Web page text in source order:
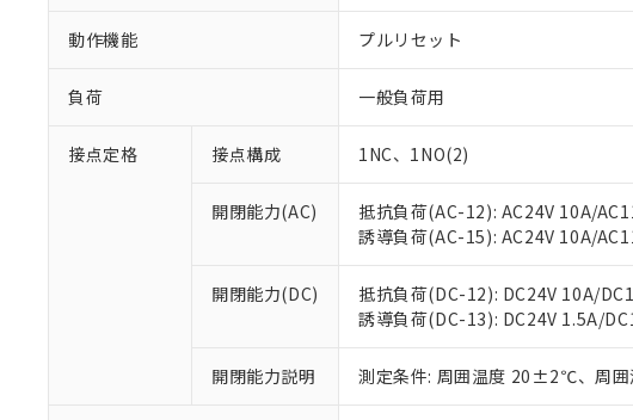
動作機能 プルリセット
負荷 一般負荷用
接点定格 接点構成 1NC、1NO(2)
開閉能力(AC)
抵抗負荷(AC-12): AC24V 10A/
誘導負荷(AC-15): AC24V 10A/
開閉能力(DC)
抵抗負荷(DC-12): DC24V 10A/
誘導負荷(DC-13): DC24V 1.5A/
開閉能力説明 測定条件: 周囲温度 20±2℃、周
※1 対応状況
対応済み：EU RoHS指令（